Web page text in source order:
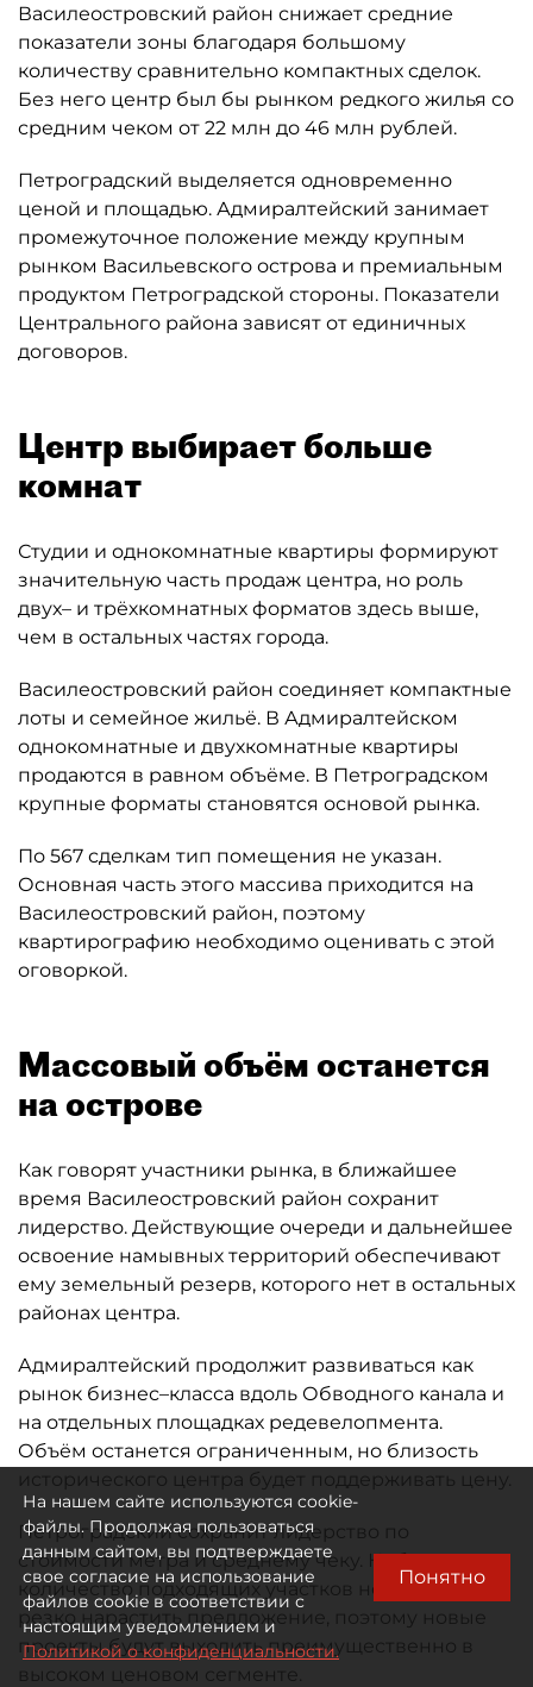
Василеостровский район снижает средние
показатели зоны благодаря большому
количеству сравнительно компактных сделок.
Без него центр был бы рынком редкого жилья со
средним чеком от 22 млн до 46 млн рублей.
Петроградский выделяется одновременно
ценой и площадью. Адмиралтейский занимает
промежуточное положение между крупным
рынком Васильевского острова и премиальным
продуктом Петроградской стороны. Показатели
Центрального района зависят от единичных
договоров.
Центр выбирает больше
комнат
Студии и однокомнатные квартиры формируют
значительную часть продаж центра, но роль
двух– и трёхкомнатных форматов здесь выше,
чем в остальных частях города.
Василеостровский район соединяет компактные
лоты и семейное жильё. В Адмиралтейском
однокомнатные и двухкомнатные квартиры
продаются в равном объёме. В Петроградском
крупные форматы становятся основой рынка.
По 567 сделкам тип помещения не указан.
Основная часть этого массива приходится на
Василеостровский район, поэтому
квартирографию необходимо оценивать с этой
оговоркой.
Массовый объём останется
на острове
Как говорят участники рынка, в ближайшее
время Василеостровский район сохранит
лидерство. Действующие очереди и дальнейшее
освоение намывных территорий обеспечивают
ему земельный резерв, которого нет в остальных
районах центра.
Адмиралтейский продолжит развиваться как
рынок бизнес–класса вдоль Обводного канала и
на отдельных площадках редевелопмента.
Объём останется ограниченным, но близость
исторического центра будет поддерживать цену.
Петроградский сохранит лидерство по
стоимости метра и среднему чеку. Небольшое
количество подходящих участков не позволит
резко нарастить предложение, поэтому новые
проекты будут выходить преимущественно в
высоком ценовом сегменте.
На нашем сайте используются cookie-
файлы. Продолжая пользоваться
данным сайтом, вы подтверждаете
свое согласие на использование
файлов cookie в соответствии с
настоящим уведомлением и
Политикой о конфиденциальности.
Понятно